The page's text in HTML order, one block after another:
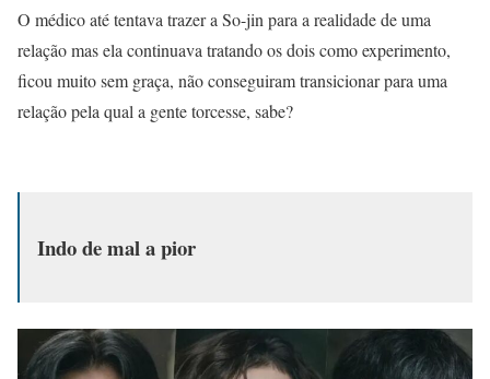
O médico até tentava trazer a So-jin para a realidade de uma
relação mas ela continuava tratando os dois como experimento,
ficou muito sem graça, não conseguiram transicionar para uma
relação pela qual a gente torcesse, sabe?
Indo de mal a pior